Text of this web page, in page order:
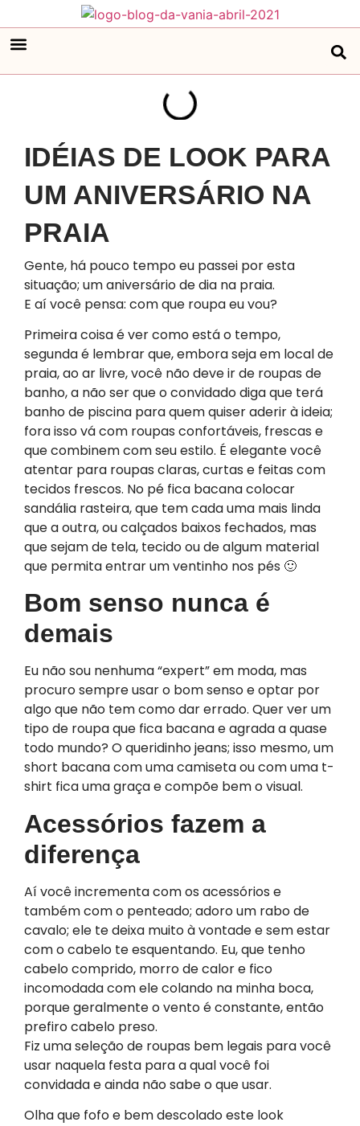
IDÉIAS DE LOOK PARA
UM ANIVERSÁRIO NA
PRAIA
Gente, há pouco tempo eu passei por esta
situação; um aniversário de dia na praia.
E aí você pensa: com que roupa eu vou?
Primeira coisa é ver como está o tempo,
segunda é lembrar que, embora seja em local de
praia, ao ar livre, você não deve ir de roupas de
banho, a não ser que o convidado diga que terá
banho de piscina para quem quiser aderir à ideia;
fora isso vá com roupas confortáveis, frescas e
que combinem com seu estilo. É elegante você
atentar para roupas claras, curtas e feitas com
tecidos frescos. No pé fica bacana colocar
sandália rasteira, que tem cada uma mais linda
que a outra, ou calçados baixos fechados, mas
que sejam de tela, tecido ou de algum material
que permita entrar um ventinho nos pés 🙂
Bom senso nunca é
demais
Eu não sou nenhuma “expert” em moda, mas
procuro sempre usar o bom senso e optar por
algo que não tem como dar errado. Quer ver um
tipo de roupa que fica bacana e agrada a quase
todo mundo? O queridinho jeans; isso mesmo, um
short bacana com uma camiseta ou com uma t-
shirt fica uma graça e compõe bem o visual.
Acessórios fazem a
diferença
Aí você incrementa com os acessórios e
também com o penteado; adoro um rabo de
cavalo; ele te deixa muito à vontade e sem estar
com o cabelo te esquentando. Eu, que tenho
cabelo comprido, morro de calor e fico
incomodada com ele colando na minha boca,
porque geralmente o vento é constante, então
prefiro cabelo preso.
Fiz uma seleção de roupas bem legais para você
usar naquela festa para a qual você foi
convidada e ainda não sabe o que usar.
Olha que fofo e bem descolado este look